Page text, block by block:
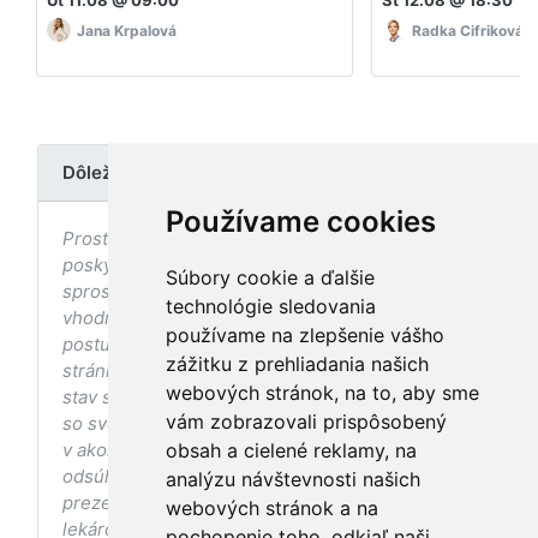
Používame cookies
Súbory cookie a ďalšie
technológie sledovania
používame na zlepšenie vášho
zážitku z prehliadania našich
webových stránok, na to, aby sme
vám zobrazovali prispôsobený
obsah a cielené reklamy, na
analýzu návštevnosti našich
webových stránok a na
Jana Krpalová Radka Cifriková
Dôležité upozornenie
Prostredníctvom stránky nedochádza k
poskytovaniu zdravotnej starostlivosti, ani k jej
sprostredkovaniu, ani k jej nahrádzaniu. O
vhodných postupoch v oblasti zdravia, vhodnosti
postupov a odporúčaní prezentovaných na
stránke s ohľadom na Váš zdravotný
stav sa pred ich aplikáciou vždy vopred poraďte
so svojím ošetrujúcim lekárom, a to najmä ak ste
v akomkoľvek štádiu tehotenstva. Bez
odsúhlasenia postupov a odporúčaní
prezentovaných na stránke Vaším ošetrujúcim
lekárom tieto postupy a odporúčania neaplikujte.